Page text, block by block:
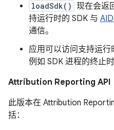
loadSdk() 现在会返
持运行时的 SDK 与
通信。
应用可以访问支持运行
例如 SDK 进程的终止时
Attribution Reporting API
此版本在 Attribution
括：